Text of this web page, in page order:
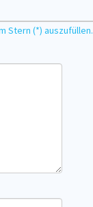
(*)